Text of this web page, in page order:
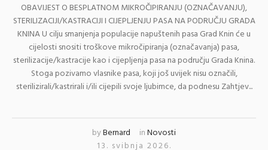
OBAVIJEST O BESPLATNOM MIKROČIPIRANJU (OZNAČAVANJU),
STERILIZACIJI/KASTRACIJI I CIJEPLJENJU PASA NA PODRUČJU GRADA
KNINA U cilju smanjenja populacije napuštenih pasa Grad Knin će u
cijelosti snositi troškove mikročipiranja (označavanja) pasa,
sterilizacije/kastracije kao i cijepljenja pasa na području Grada Knina.
Stoga pozivamo vlasnike pasa, koji još uvijek nisu označili,
sterilizirali/kastrirali i/ili cijepili svoje ljubimce, da podnesu Zahtjev...
byBernard inNovosti
13. svibnja 2026.